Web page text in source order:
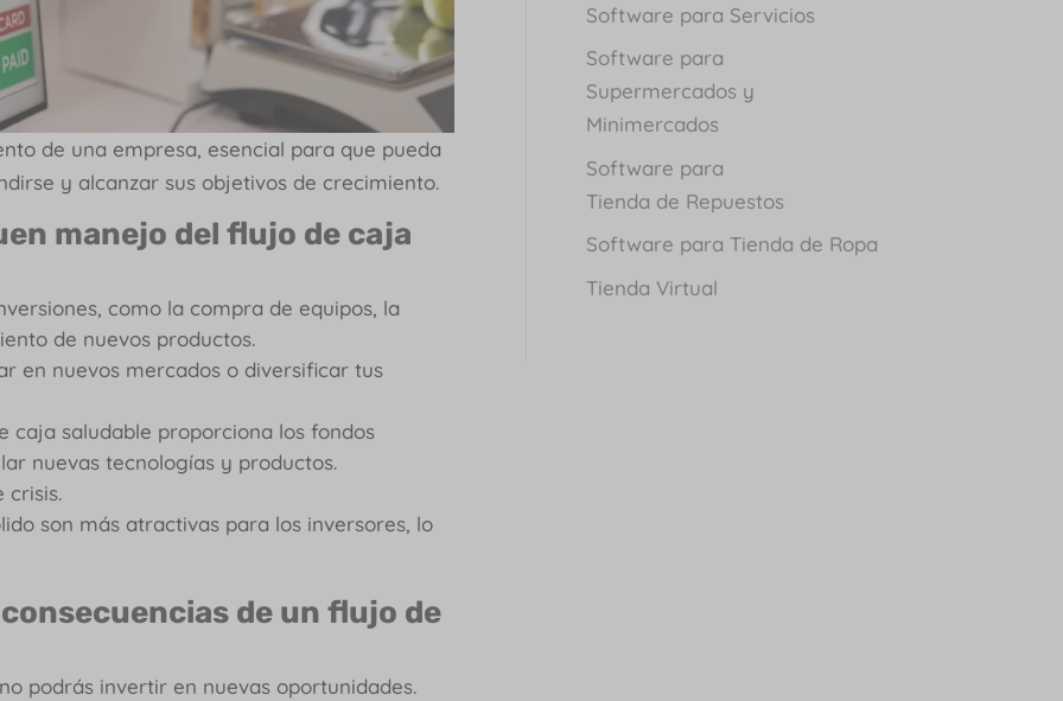
de una empresa, esencial para que pueda
y alcanzar sus objetivos de crecimiento.
manejo del flujo de caja
como la compra de equipos, la
de nuevos productos.
en nuevos mercados o diversificar tus
saludable proporciona los fondos
nuevas tecnologías y productos.
crisis.
son más atractivas para los inversores, lo
de un flujo de
podrás invertir en nuevas oportunidades.
Software para Servicios
Software para
Supermercados y
Minimercados
Software para
Tienda de Repuestos
Software para Tienda de Ropa
Tienda Virtual